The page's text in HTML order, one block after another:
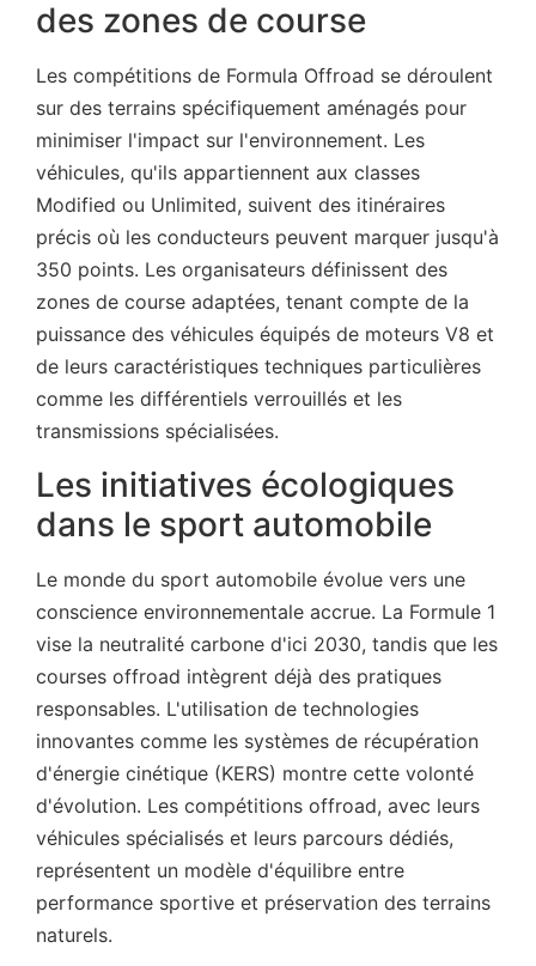
des zones de course
Les compétitions de Formula Offroad se déroulent
sur des terrains spécifiquement aménagés pour
minimiser l'impact sur l'environnement. Les
véhicules, qu'ils appartiennent aux classes
Modified ou Unlimited, suivent des itinéraires
précis où les conducteurs peuvent marquer jusqu'à
350 points. Les organisateurs définissent des
zones de course adaptées, tenant compte de la
puissance des véhicules équipés de moteurs V8 et
de leurs caractéristiques techniques particulières
comme les différentiels verrouillés et les
transmissions spécialisées.
Les initiatives écologiques
dans le sport automobile
Le monde du sport automobile évolue vers une
conscience environnementale accrue. La Formule 1
vise la neutralité carbone d'ici 2030, tandis que les
courses offroad intègrent déjà des pratiques
responsables. L'utilisation de technologies
innovantes comme les systèmes de récupération
d'énergie cinétique (KERS) montre cette volonté
d'évolution. Les compétitions offroad, avec leurs
véhicules spécialisés et leurs parcours dédiés,
représentent un modèle d'équilibre entre
performance sportive et préservation des terrains
naturels.